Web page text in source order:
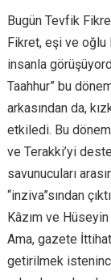
Bugün Tevfik
Fikret, eşi ve oğlu
insanla
Taahhur” bu
arkasından da,
etkiledi. Bu
ve Terakki’yi
savunucuları
“inziva”sından
Kâzım ve
Ama, gazete İttihat
getirilmek